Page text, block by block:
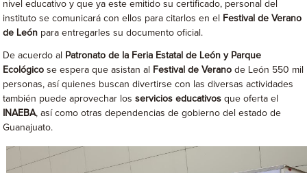
nivel educativo y que ya este emitido su certificado, personal del
instituto se comunicará con ellos para citarlos en el
Festival de Verano
de León para entregarles su documento oficial.
De acuerdo al
Patronato de la Feria Estatal de León y Parque
Ecológicose espera que asistan al Festival de Verano de León 550 mil
personas, así quienes buscan divertirse con las diversas actividades
también puede aprovechar losservicios educativos que oferta el
INAEBA, así como otras dependencias de gobierno del estado de
Guanajuato.